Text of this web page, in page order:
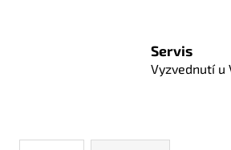
Servis
Vyzvednutí u